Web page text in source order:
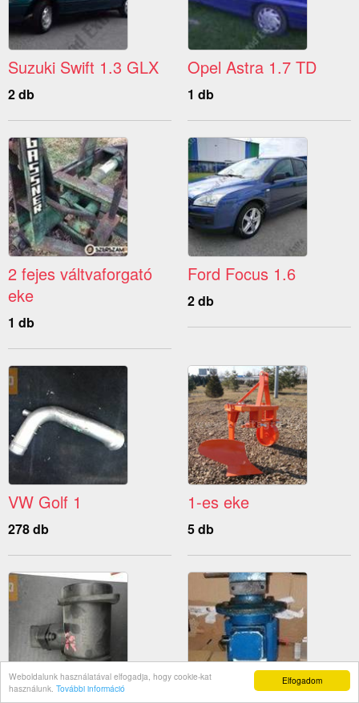
Elfogadom
Weboldalunk használatával elfogadja, hogy cookie-kat
használunk. További információ
Suzuki Swift 1.3 GLX
2 db
Opel Astra 1.7 TD
1 db
2 fejes váltvaforgató
eke
1 db
Ford Focus 1.6
2 db
VW Golf 1
278 db
1-es eke
5 db